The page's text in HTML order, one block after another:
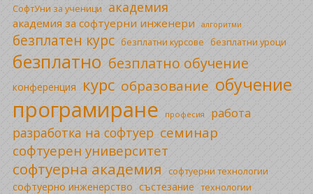
СофтУни за ученици академия
академия за софтуерни инженери алгоритми
безплатен курс безплатни курсове безплатни уроци
безплатно безплатно обучение
конференция курс образование обучение
програмиране професия работа
разработка на софтуер семинар
софтуерен университет
софтуерна академия софтуерни технологии
софтуерно инженерство състезание технологии